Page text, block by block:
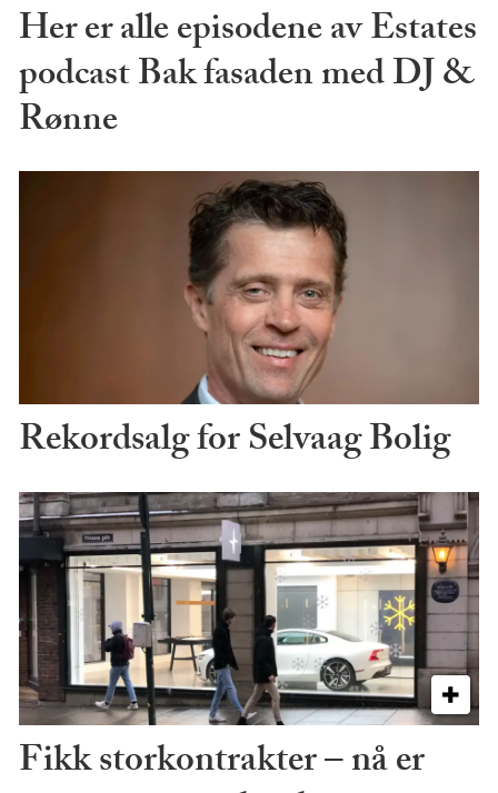
Her er alle episodene av Estates
podcast Bak fasaden med DJ &
Rønne
Rekordsalg for Selvaag Bolig
Fikk storkontrakter – nå er